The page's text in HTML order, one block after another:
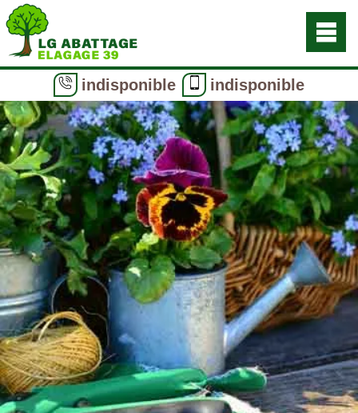
indisponible indisponible